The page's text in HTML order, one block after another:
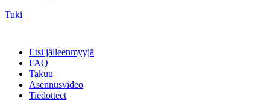
Tuki
Etsi jälleenmyyjä
FAQ
Takuu
Asennusvideo
Tiedotteet